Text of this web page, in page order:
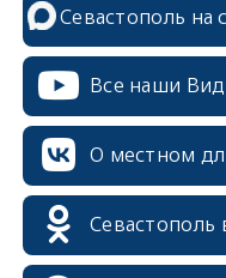
Севастополь на
Все наши
О местном
Севастополь